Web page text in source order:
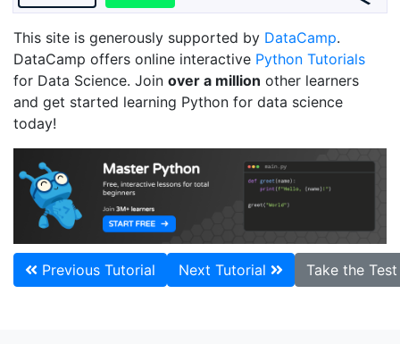
This site is generously supported by DataCamp.
DataCamp offers online interactive Python Tutorials
for Data Science. Join over a million other learners
and get started learning Python for data science
today!
Previous Tutorial Next Tutorial Take the